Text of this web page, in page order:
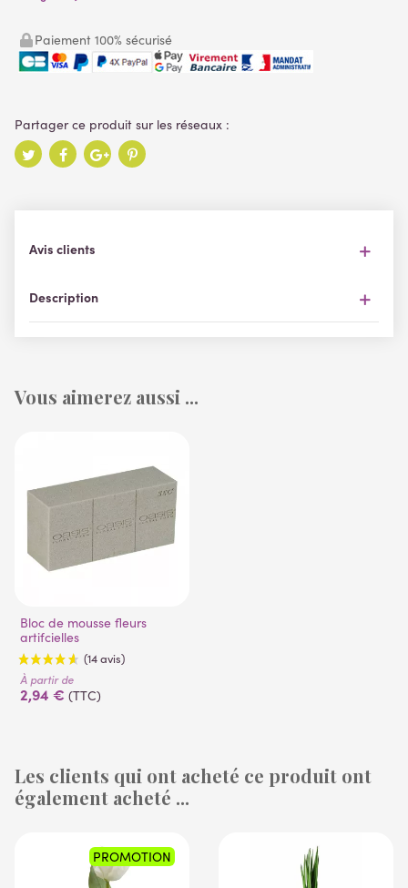
Paiement 100% sécurisé
Description
Avis clients
Vous aimerez aussi ...
Bloc de mousse fleurs
artifcielles
À partir de
2,94 € (TTC)
Les clients qui ont acheté ce produit ont
également acheté ...
PROMOTION